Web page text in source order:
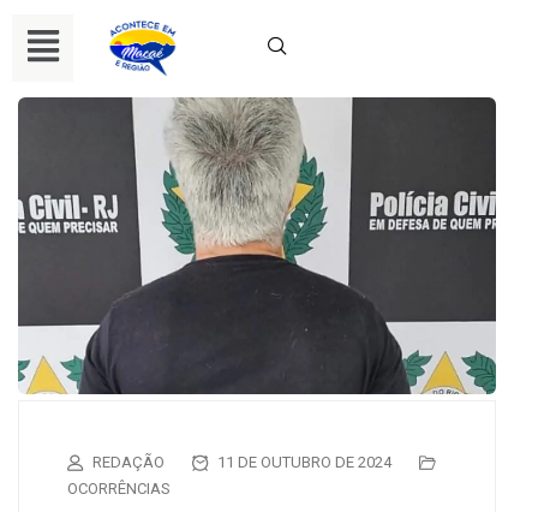
REDAÇÃO
11 DE OUTUBRO DE 2024
OCORRÊNCIAS